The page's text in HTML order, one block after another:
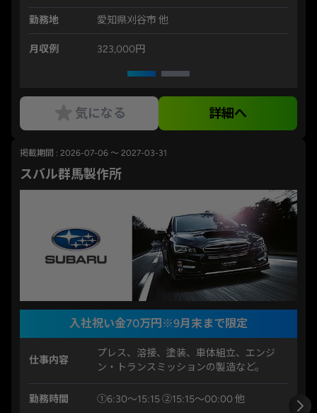
勤務地 愛知県刈谷市 他
月収例 323,000円
気になる 詳細へ
掲載期間 : 2026-07-06 ～ 2027-03-31
スバル群馬製作所
入社祝い金70万円※9月末まで限定
仕事内容
プレス、溶接、塗装、車体組立、エンジ
ン・トランスミッションの製造など。
勤務時間 ①6:30～15:15 ②15:15～00:00 他